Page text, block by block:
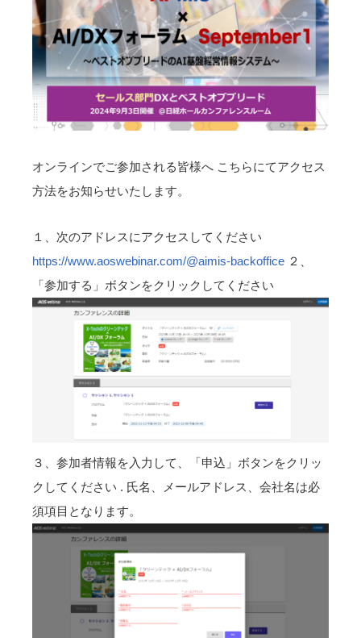
オンラインでご参加される皆様へ こちらにてアクセス
方法をお知らせいたします。
１、次のアドレスにアクセスしてください
https://www.aoswebinar.com/@aimis-backoffice ２、
「参加する」ボタンをクリックしてください
３、参加者情報を入力して、「申込」ボタンをクリッ
クしてください . 氏名、メールアドレス、会社名は必
須項目となります。